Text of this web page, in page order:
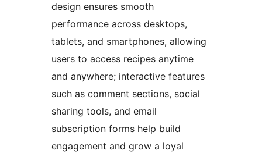
design ensures smooth
performance across desktops,
tablets, and smartphones, allowing
users to access recipes anytime
and anywhere; interactive features
such as comment sections, social
sharing tools, and email
subscription forms help build
engagement and grow a loyal